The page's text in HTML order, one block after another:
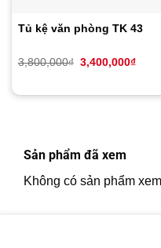
Tủ kệ văn phòng TK 43
3,800,000₫ Giá
3,800,000₫.
3,400,000₫Giá
là:
Sản phẩm đã xem
Không có sản phẩm